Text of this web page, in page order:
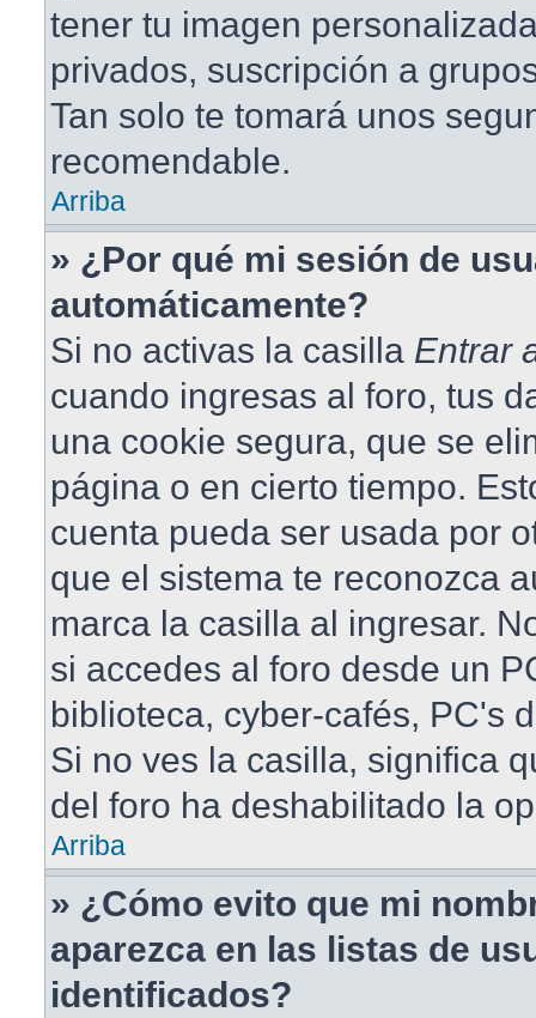
tener tu imagen
privados, suscripción a
Tan solo te tomará unos
recomendable.
Arriba
» ¿Por qué mi sesión de
automáticamente?
Si no activas la casilla Entrar
cuando ingresas al foro, tus
una cookie segura, que se
página o en cierto tiempo.
cuenta pueda ser usada por
que el sistema te reconozca
marca la casilla al ingresar.
si accedes al foro desde un
biblioteca, cyber-cafés, PC's
Si no ves la casilla, significa
del foro ha deshabilitado la
Arriba
» ¿Cómo evito que mi
aparezca en las listas de
identificados?